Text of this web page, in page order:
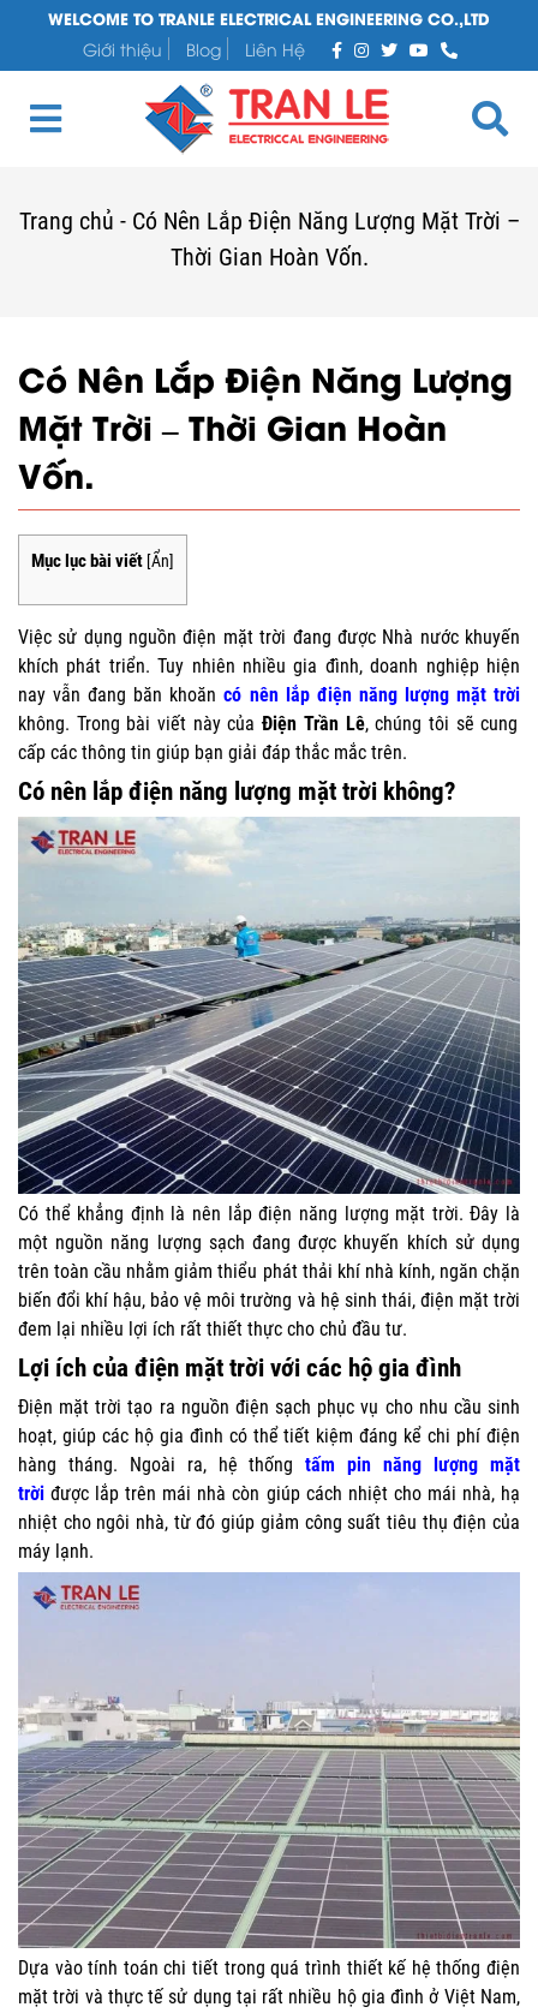
WELCOME TO TRANLE ELECTRICAL ENGINEERING CO.,LTD
Giới thiệu
Blog Liên Hệ
Trang chủ - Có Nên Lắp Điện Năng Lượng Mặt Trời –
Thời Gian Hoàn Vốn.
Có Nên Lắp Điện Năng Lượng
Mặt Trời – Thời Gian Hoàn
Vốn.
Mục lục bài viết [Ẩn]
Việc sử dụng nguồn điện mặt trời đang được Nhà nước khuyến
khích phát triển. Tuy nhiên nhiều gia đình, doanh nghiệp hiện
nay vẫn đang băn khoăncó nên lắp điện năng lượng mặt trời
không. Trong bài viết này củaĐiện Trần Lê, chúng tôi sẽ cung
cấp các thông tin giúp bạn giải đáp thắc mắc trên.
Có nên lắp điện năng lượng mặt trời không?
Có thể khẳng định là nên lắp điện năng lượng mặt trời. Đây là
một nguồn năng lượng sạch đang được khuyến khích sử dụng
trên toàn cầu nhằm giảm thiểu phát thải khí nhà kính, ngăn chặn
biến đổi khí hậu, bảo vệ môi trường và hệ sinh thái, điện mặt trời
đem lại nhiều lợi ích rất thiết thực cho chủ đầu tư.
Lợi ích của điện mặt trời với các hộ gia đình
Điện mặt trời tạo ra nguồn điện sạch phục vụ cho nhu cầu sinh
hoạt, giúp các hộ gia đình có thể tiết kiệm đáng kể chi phí điện
hàng tháng. Ngoài ra, hệ thốngtấm pin năng lượng mặt
trời được lắp trên mái nhà còn giúp cách nhiệt cho mái nhà, hạ
nhiệt cho ngôi nhà, từ đó giúp giảm công suất tiêu thụ điện của
máy lạnh.
Dựa vào tính toán chi tiết trong quá trình thiết kế hệ thống điện
mặt trời và thực tế sử dụng tại rất nhiều hộ gia đình ở Việt Nam,